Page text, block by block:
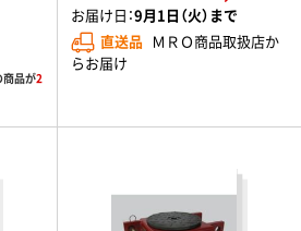
商品が2
お届け日：9月1日（火）まで
直送品 ＭＲＯ商品取扱店か
らお届け